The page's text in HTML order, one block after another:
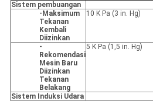
Sistem pembuangan
-Maksimum
Tekanan
Kembali
Diizinkan
10 K Pa (3 in. Hg)
-
Rekomendasi
Mesin Baru
Diizinkan
Tekanan
Belakang
5 K Pa (1,5 in. Hg)
Sistem Induksi Udara